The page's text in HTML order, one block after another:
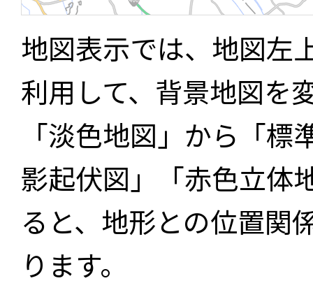
地図表示では、地図左
利用して、背景地図を
「淡色地図」から「
影起伏図」「赤色立体
ると、地形との位置関
ります。